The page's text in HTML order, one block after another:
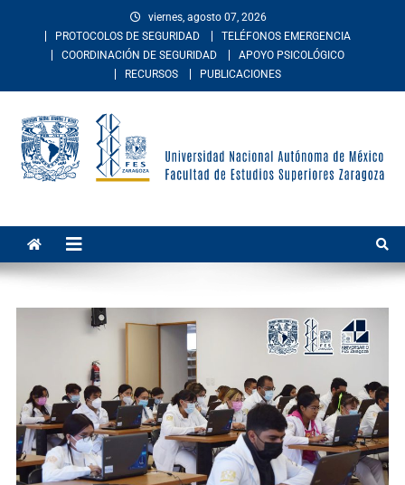
viernes, agosto 07, 2026
PROTOCOLOS DE SEGURIDAD
TELÉFONOS EMERGENCIA
COORDINACIÓN DE SEGURIDAD
APOYO PSICOLÓGICO
RECURSOS
PUBLICACIONES
Superiores Zaragoza
México. Imparte educación en los niveles de licenciatura y posgrado
en las áreas de las ciencias de la salud, sociales, del comportamiento,